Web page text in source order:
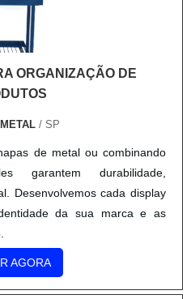
ORGANIZAÇÃO DE
/ SP
de metal ou combinando
garantem durabilidade,
Desenvolvemos cada display
da sua marca e as
AGORA